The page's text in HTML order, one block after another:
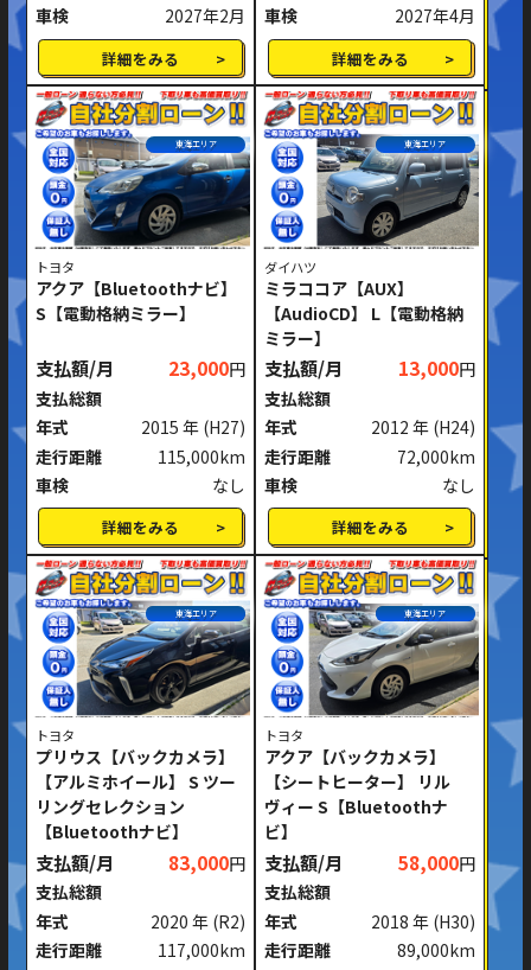
車検
2027年2月
詳細をみる
車検
2027年4月
詳細をみる
東海エリア
トヨタ
アクア【Bluetoothナビ】
S【電動格納ミラー】
支払額/月 23,000円
支払総額
年式
2015 年 (H27)
走行距離
115,000km
車検
なし
詳細をみる
東海エリア
ダイハツ
ミラココア【AUX】
【AudioCD】 L【電動格納
ミラー】
支払額/月 13,000円
支払総額
年式
2012 年 (H24)
走行距離
72,000km
車検
なし
詳細をみる
東海エリア
トヨタ
プリウス【バックカメラ】
【アルミホイール】 S ツー
リングセレクション
【Bluetoothナビ】
支払額/月 83,000円
支払総額
年式
2020 年 (R2)
走行距離
117,000km
東海エリア
トヨタ
アクア【バックカメラ】
【シートヒーター】 リル
ヴィー S【Bluetoothナ
ビ】
支払額/月 58,000円
支払総額
年式
2018 年 (H30)
走行距離
89,000km